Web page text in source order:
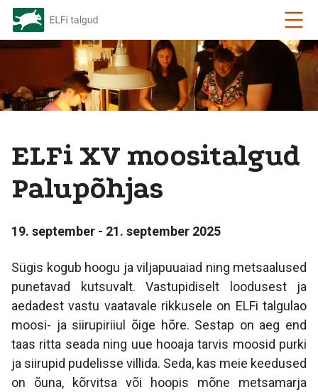
ELFi XV moositalgud
Palupõhjas
19. september - 21. september 2025
Sügis kogub hoogu ja viljapuuaiad ning metsaalused
punetavad kutsuvalt. Vastupidiselt loodusest ja
aedadest vastu vaatavale rikkusele on ELFi talgulao
moosi- ja siirupiriiul õige hõre. Sestap on aeg end
taas ritta seada ning uue hooaja tarvis moosid purki
ja siirupid pudelisse villida. Seda, kas meie keedused
on õuna, kõrvitsa või hoopis mõne metsamarja